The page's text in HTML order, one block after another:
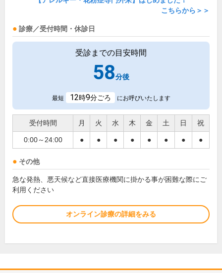
こちらから＞＞
診療／受付時間・休診日
受診までの目安時間
58分後
最短 12時9分ごろ にお呼びいたします
受付時間 月 火 水 木 金 土 日 祝
0:00～24:00 ● ● ● ● ● ● ● ●
その他
急な発熱、悪天候など直接医療機関に掛かる事が困難な際にご
利用ください
オンライン診療の詳細をみる